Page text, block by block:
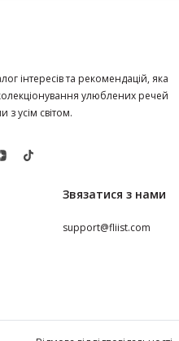
інтересів та рекомендацій, яка
улюблених речей
з усім світом.
Звязатися з нами
support@fliist.com